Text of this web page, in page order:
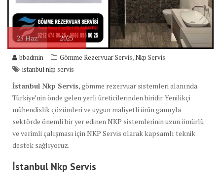
25Haz 2025
bbadmin Gömme Rezervuar Servis,Nkp Servis
istanbul nkp servis
İstanbul Nkp Servis, gömme rezervuar sistemleri alanında
Türkiye’nin önde gelen yerli üreticilerinden biridir. Yenilikçi
mühendislik çözümleri ve uygun maliyetli ürün gamıyla
sektörde önemli bir yer edinen NKP sistemlerinin uzun ömürlü
ve verimli çalışması için NKP Servis olarak kapsamlı teknik
destek sağlıyoruz.
İstanbul Nkp Servis